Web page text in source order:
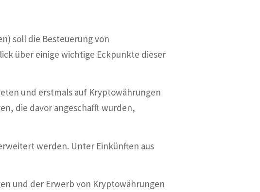
soll die Besteuerung von
über einige wichtige Eckpunkte dieser
und erstmals auf Kryptowährungen
die davor angeschafft wurden,
werden. Unter Einkünften aus
und der Erwerb von Kryptowährungen